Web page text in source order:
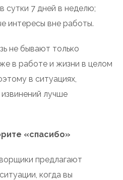
сутки 7 дней в неделю;
интересы вне работы.
не бывают только
в работе и жизни в целом
в ситуациях,
лучше
«спасибо»
предлагают
когда вы